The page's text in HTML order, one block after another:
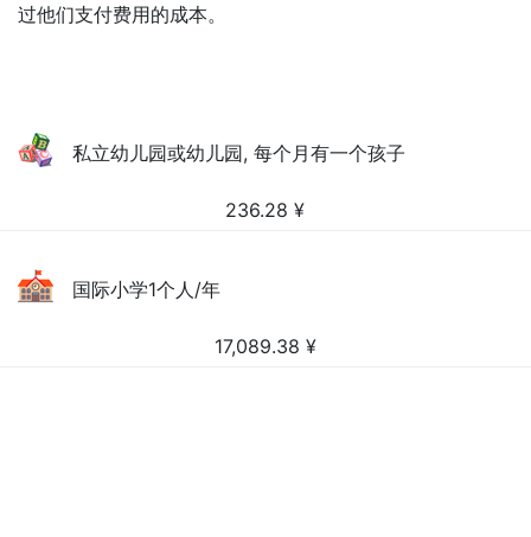
过他们支付费用的成本。
私立幼儿园或幼儿园, 每个月有一个孩子
236.28 ¥
国际小学1个人/年
17,089.38 ¥